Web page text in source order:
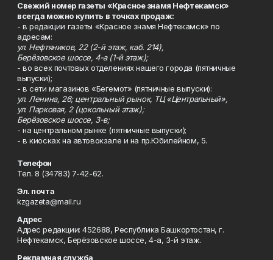
Свежий номер газеты «Красное знамя Нефтекамск»
всегда можно купить в точках продаж:
- в редакции газеты «Красное знамя Нефтекамск» по
адресам:
ул. Нефтяников, 22 (2-й этаж, каб. 214),
Берёзовское шоссе, 4-а (1-й этаж);
- во всех почтовых отделениях нашего города (пятничные
выпуски);
- в сети магазинов «Бегемот» (пятничные выпуски):
ул. Ленина, 26; центральный рынок, ТЦ «Центральный»,
ул. Парковая, 2 (цокольный этаж);
Берёзовское шоссе, 3-в;
- на центральном рынке (пятничные выпуски);
- в киосках на автовокзале и на пр.Юбилейном, 5.
Телефон
Тел. 8 (34783) 7-42-62.
Эл. почта
kzgazeta@mail.ru
Адрес
Адрес редакции: 452688, Республика Башкортостан, г.
Нефтекамск, Берёзовское шоссе, 4-а, 3-й этаж.
Рекламная служба